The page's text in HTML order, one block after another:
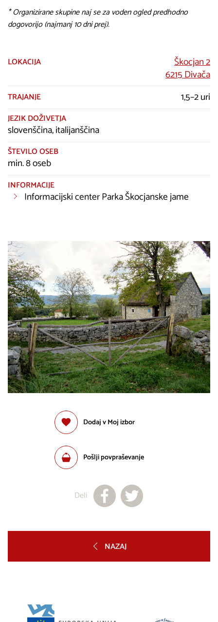
* Organizirane skupine naj se za voden ogled predhodno
dogovorijo (najmanj 10 dni prej).
LOKACIJA
Škocjan 2
6215 Divača
TRAJANJE 1,5–2 uri
JEZIK DOŽIVETJA
slovenščina, italijanščina
ŠTEVILO OSEB
min. 8 oseb
INFORMACIJE
Informacijski center Parka Škocjanske jame
Dodaj v Moj izbor
Pošlji povpraševanje
Deli
NAZAJ